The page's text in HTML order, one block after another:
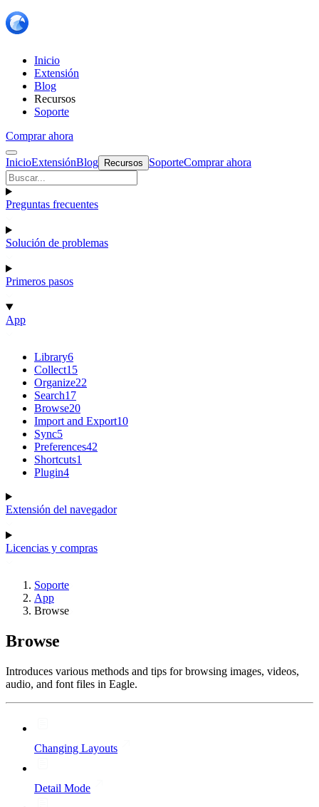
Inicio
Extensión
Blog
Recursos
Soporte
Comprar ahora
InicioExtensiónBlog Recursos SoporteComprar ahora
Preguntas frecuentes
Solución de problemas
Primeros pasos
App
Library6
Collect15
Organize22
Search17
Browse20
Import and Export10
Sync5
Preferences42
Shortcuts1
Plugin4
Extensión del navegador
Licencias y compras
Soporte
App
Browse
Browse
Introduces various methods and tips for browsing images, videos,
audio, and font files in Eagle.
Changing Layouts
Detail Mode